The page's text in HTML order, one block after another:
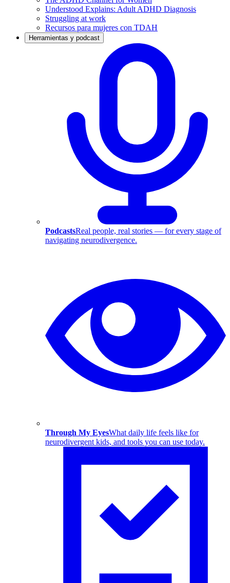
Understood Explains: Adult ADHD Diagnosis
Struggling at work
Recursos para mujeres con TDAH
Herramientas y podcast
PodcastsReal people, real stories — for every stage of
navigating neurodivergence.
Through My EyesWhat daily life feels like for
neurodivergent kids, and tools you can use today.